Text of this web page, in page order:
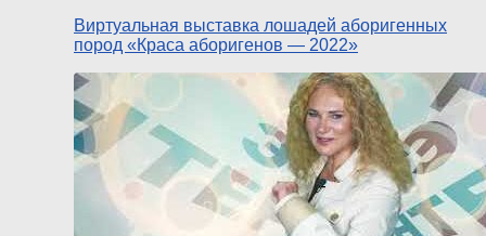
Виртуальная выставка лошадей аборигенных
пород «Краса аборигенов — 2022»